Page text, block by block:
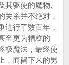
驱使的魔物、
关系并不绝对，
进行了数百年，
至更为糟糕的
极魔法，最终使
，而留下来的男